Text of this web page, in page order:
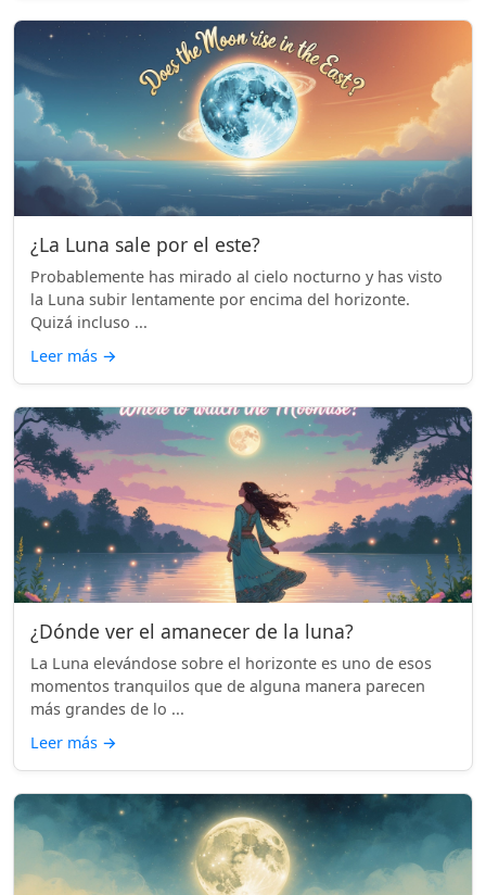
¿La Luna sale por el este?
Probablemente has mirado al cielo nocturno y has visto
la Luna subir lentamente por encima del horizonte.
Quizá incluso ...
Leer más →
¿Dónde ver el amanecer de la luna?
La Luna elevándose sobre el horizonte es uno de esos
momentos tranquilos que de alguna manera parecen
más grandes de lo ...
Leer más →